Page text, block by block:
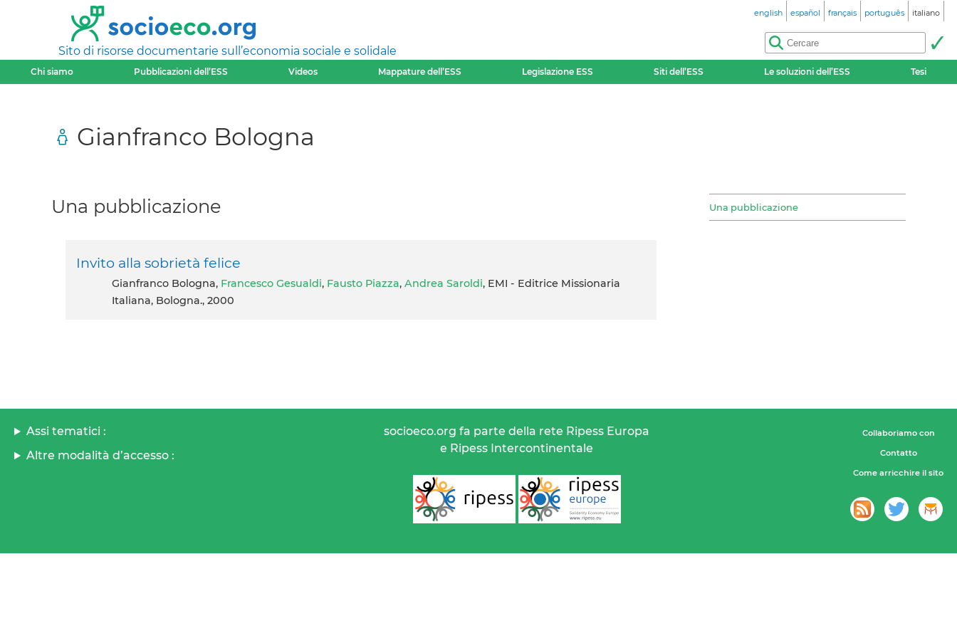
Sito di risorse documentarie sull’economia sociale e solidale
english español français português italiano
Chi siamo Pubblicazioni dell’ESS Videos Mappature dell’ESS Legislazione ESS Siti dell’ESS Le soluzioni dell’ESS Tesi
Gianfranco Bologna
Una pubblicazione
Una pubblicazione
Invito alla sobrietà felice
Gianfranco Bologna, Francesco Gesualdi, Fausto Piazza, Andrea Saroldi, EMI - Editrice Missionaria
Italiana, Bologna., 2000
Assi tematici :
Altre modalità d’accesso :
socioeco.org fa parte della rete Ripess Europa
e Ripess Intercontinentale
Collaboriamo con
Contatto
Come arricchire il sito